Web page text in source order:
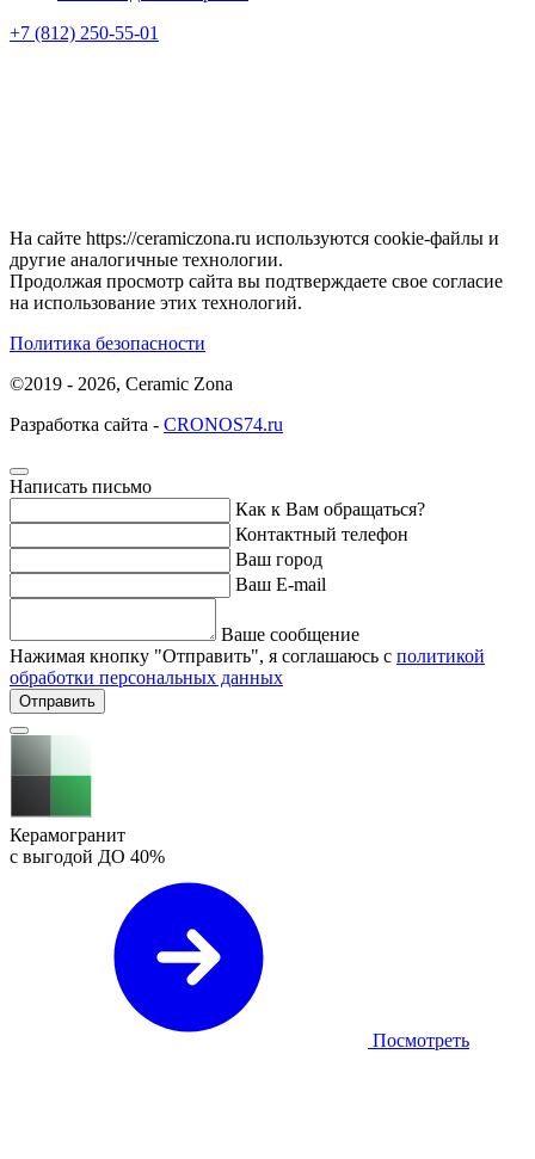
+7 (812) 250-55-01
На сайте https://ceramiczona.ru используются coоkie-файлы и
другие аналогичные технологии.
Продолжая просмотр сайта вы подтверждаете свое согласие
на использование этих технологий.
Политика безопасности
©2019 - 2026, Ceramic Zona
Разработка сайта - CRONOS74.ru
Написать письмо
Как к Вам обращаться?
Контактный телефон
Ваш город
Ваш E-mail
Ваше сообщение
Нажимая кнопку "Отправить", я соглашаюсь с политикой
обработки персональных данных
Отправить
Керамогранит
с выгодой ДО 40%
Посмотреть